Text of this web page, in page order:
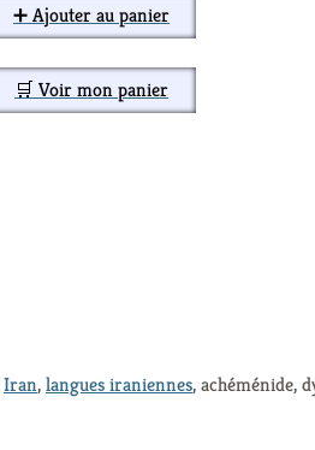
➕ Ajouter au panier
🛒 Voir mon panier
Iran,langues iraniennes, achéménide,